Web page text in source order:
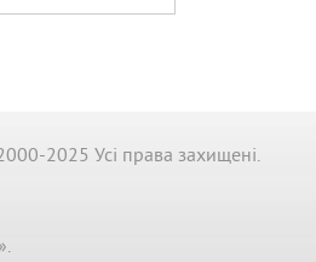
2025 Усі права захищені.